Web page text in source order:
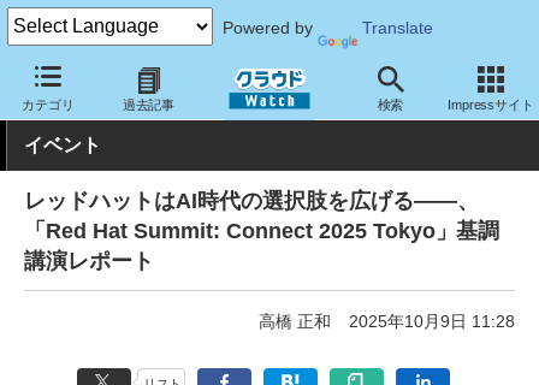
Powered by Translate
カテゴリ 過去記事 検索 Impressサイト
クラウド Watch イベント
イベント
レッドハットはAI時代の選択肢を広げる――、
「Red Hat Summit: Connect 2025 Tokyo」基調
講演レポート
高橋 正和 2025年10月9日 11:28